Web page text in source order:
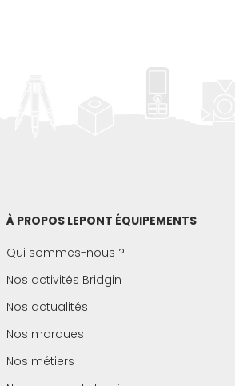
À PROPOS LEPONT ÉQUIPEMENTS
Qui sommes-nous ?
Nos activités Bridgin
Nos actualités
Nos marques
Nos métiers